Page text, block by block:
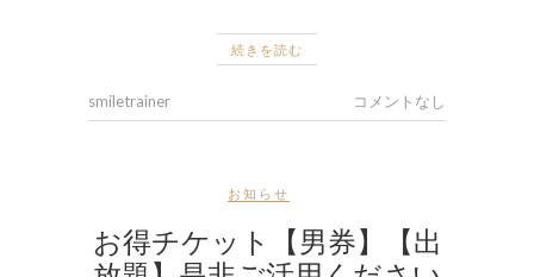
続きを読む
smiletrainer コメントなし
お知らせ
お得チケット【男券】【出